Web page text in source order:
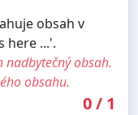
obsah v
here ...'.
obsah.
obsahu.
0/ 1